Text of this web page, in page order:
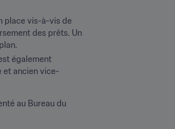
place vis-à-vis de
des prêts. Un
également
et ancien vice-
au Bureau du